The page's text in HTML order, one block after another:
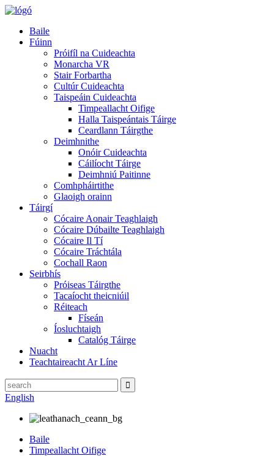
Baile
Fúinn
Próifíl na Cuideachta
Monarcha VR
Stair Forbartha
Cultúr Cuideachta
Taispeáin Cuideachta
Timpeallacht Oifige
Halla Taispeántais Táirge
Ceardlann Táirgthe
Deimhnithe
Onóir Cuideachta
Cáilíocht Táirge
Deimhniú Paitinne
Comhpháirtithe
Glaoigh orainn
Táirgí
Cócaire Aonair Teaghlaigh
Cócaire Dúbailte Teaghlaigh
Cócaire Il Tí
Cócaire Tráchtála
Cochall Raon
Seirbhís
Próiseas Táirgthe
Tacaíocht theicniúil
Réiteach
Físeán
Íosluchtaigh
Catalóg Táirge
Nuacht
Teachtaireacht Ar Líne
English
Baile
Timpeallacht Oifige